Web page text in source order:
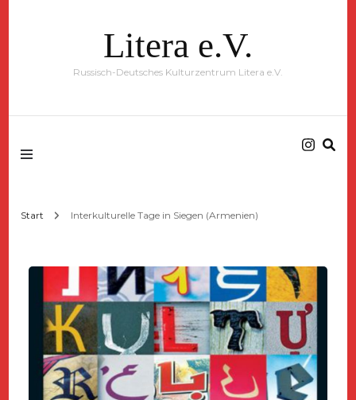
Litera e.V.
Russisch-Deutsches Kulturzentrum Litera e.V.
Start Interkulturelle Tage in Siegen (Armenien)